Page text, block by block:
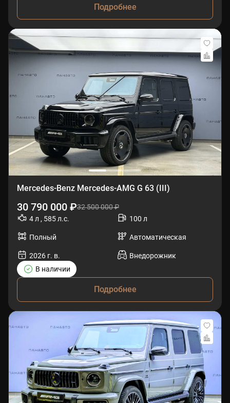
Подробнее
Mercedes-Benz Mercedes-AMG G 63 (III)
30 790 000 ₽32 500 000 ₽
4 л , 585 л.с.
100 л
Полный Автоматическая
2026 г. в.
Внедорожник
В наличии
Подробнее